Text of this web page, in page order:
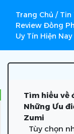
Trang Chủ / Tin
Review Đồng
Uy Tín Hiện Nay
Tìm hiểu về
Những Ưu
Zumi
Tùy chọn